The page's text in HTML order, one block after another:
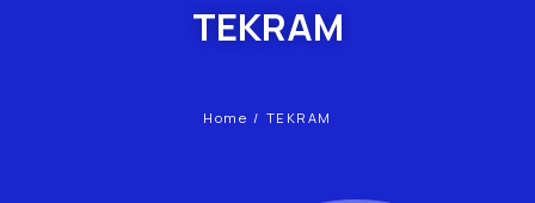
TEKRAM
Home TEKRAM